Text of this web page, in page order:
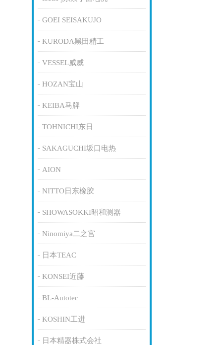
GOEI SEISAKUJO
KURODA黑田精工
VESSEL威威
HOZAN宝山
KEIBA马牌
TOHNICHI东日
SAKAGUCHI坂口电热
AION
NITTO日东橡胶
SHOWASOKKI昭和测器
Ninomiya二之宫
日本TEAC
KONSEI近藤
BL-Autotec
KOSHIN工进
日本精器株式会社